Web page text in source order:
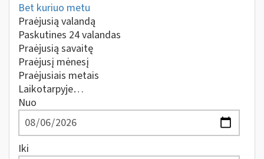
Bet kuriuo metu
Praėjusią valandą
Paskutines 24 valandas
Praėjusią savaitę
Praėjusį mėnesį
Praėjusiais metais
Laikotarpyje…
Nuo
Iki